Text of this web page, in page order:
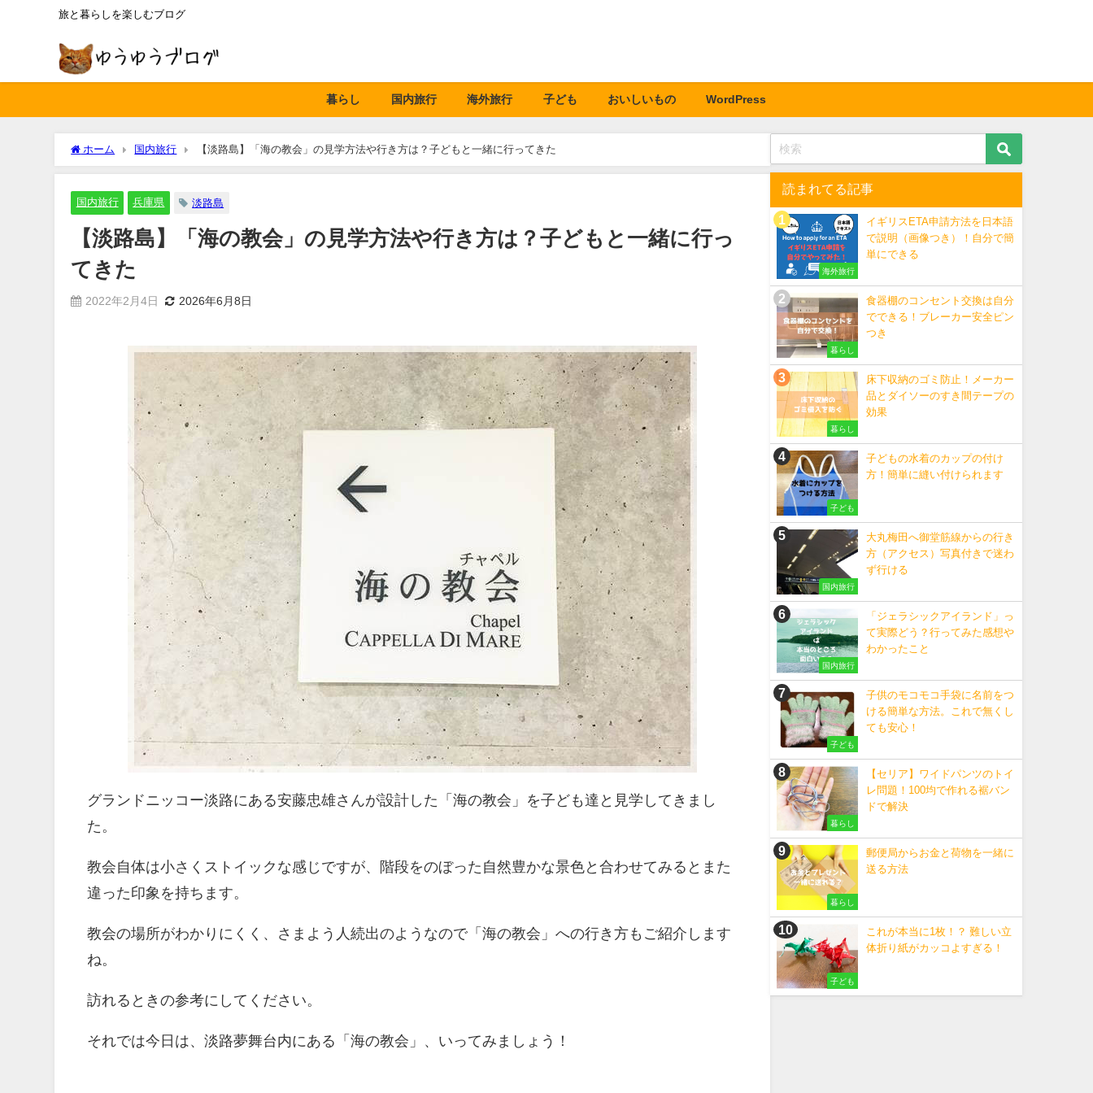
旅と暮らしを楽しむブログ
暮らし 国内旅行 海外旅行 子ども おいしいもの WordPress
ホーム 国内旅行 【淡路島】「海の教会」の見学方法や行き方は？子どもと一緒に行ってきた
国内旅行 兵庫県 淡路島
【淡路島】「海の教会」の見学方法や行き方は？子どもと一緒に行っ
てきた
2022年2月4日 2026年6月8日
グランドニッコー淡路にある安藤忠雄さんが設計した「海の教会」を子ども達と見学してきまし
た。
教会自体は小さくストイックな感じですが、階段をのぼった自然豊かな景色と合わせてみるとまた
違った印象を持ちます。
教会の場所がわかりにくく、さまよう人続出のようなので「海の教会」への行き方もご紹介します
ね。
訪れるときの参考にしてください。
それでは今日は、淡路夢舞台内にある「海の教会」、いってみましょう！
読まれてる記事
海外旅行
イギリスETA申請方法を日本語
で説明（画像つき）！自分で簡
単にできる
暮らし
食器棚のコンセント交換は自分
でできる！ブレーカー安全ピン
つき
暮らし
床下収納のゴミ防止！メーカー
品とダイソーのすき間テープの
効果
子ども
子どもの水着のカップの付け
方！簡単に縫い付けられます
国内旅行
大丸梅田へ御堂筋線からの行き
方（アクセス）写真付きで迷わ
ず行ける
国内旅行
「ジェラシックアイランド」っ
て実際どう？行ってみた感想や
わかったこと
子ども
子供のモコモコ手袋に名前をつ
ける簡単な方法。これで無くし
ても安心！
暮らし
【セリア】ワイドパンツのトイ
レ問題！100均で作れる裾バン
ドで解決
暮らし
郵便局からお金と荷物を一緒に
送る方法
子ども
これが本当に1枚！？ 難しい立
体折り紙がカッコよすぎる！